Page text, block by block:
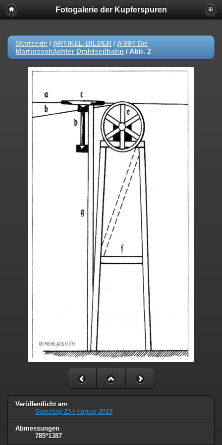
Fotogalerie der Kupferspuren
Startseite / ARTIKEL-BILDER / A 094 Die
Martinsschächter Drahtseilbahn / Abb. 2
Veröffentlicht am
Samstag 23 Februar 2019
Abmessungen
785*1387